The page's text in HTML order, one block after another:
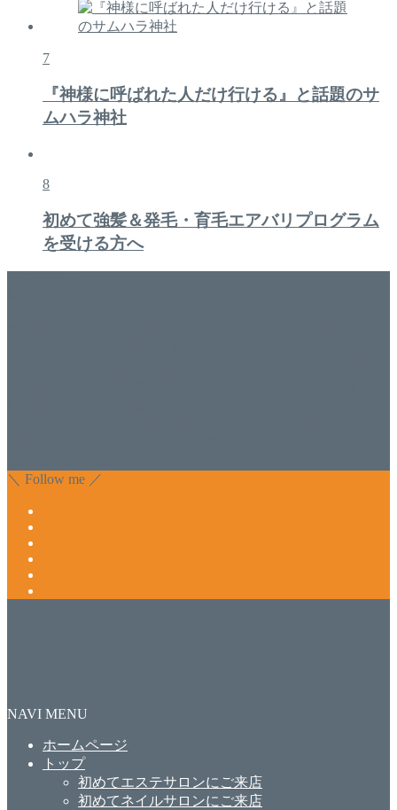
7
『神様に呼ばれた人だけ行ける』と話題のサ
ムハラ神社
8
初めて強髪＆発毛・育毛エアバリプログラム
を受ける方へ
＼ Follow me ／
NAVI MENU
ホームページ
トップ
初めてエステサロンにご来店
初めてネイルサロンにご来店